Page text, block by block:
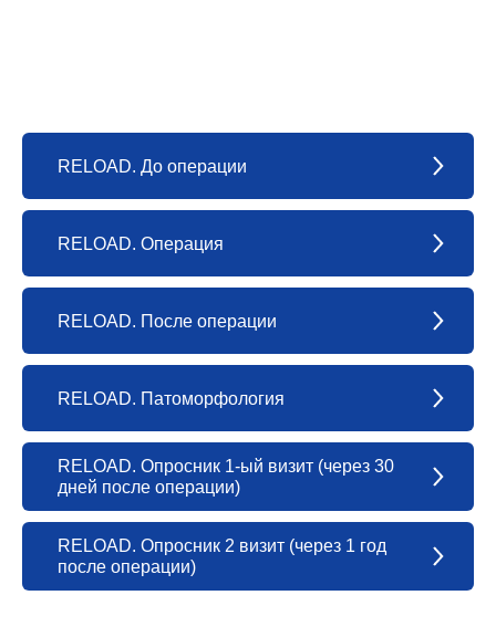
RELOAD. До операции
RELOAD. Операция
RELOAD. После операции
RELOAD. Патоморфология
RELOAD. Опросник 1-ый визит (через 30
дней после операции)
RELOAD. Опросник 2 визит (через 1 год
после операции)